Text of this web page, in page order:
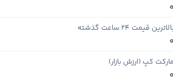
0
قیمت ۲۴ ساعت گذشته
0
مارکت کپ (ارزش بازار)
0